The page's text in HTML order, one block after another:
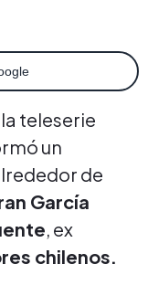
teleserie
un
de
García
, ex
chilenos.